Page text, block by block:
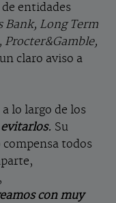
entidades
Bank, Long Term
claro aviso a
lo largo de los
Su
todos
con muy